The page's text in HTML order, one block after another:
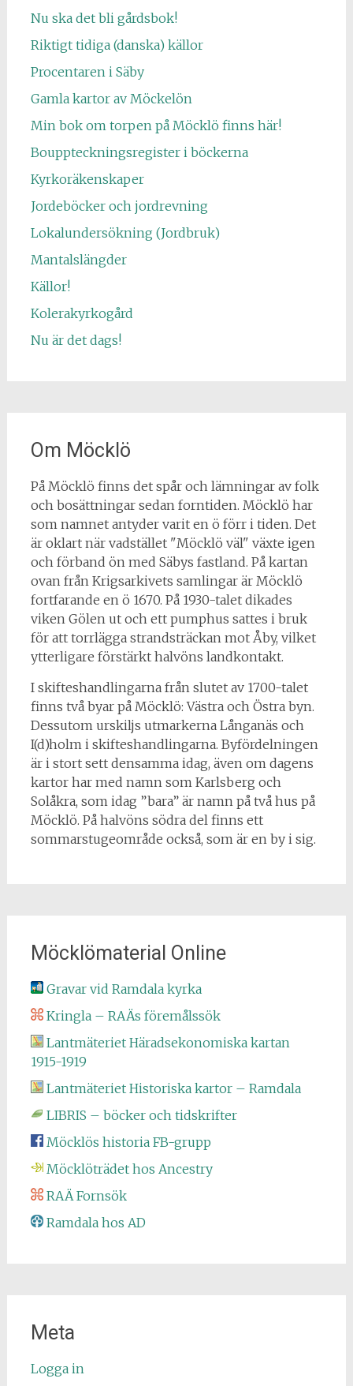
Nu ska det bli gårdsbok!
Riktigt tidiga (danska) källor
Procentaren i Säby
Gamla kartor av Möckelön
Min bok om torpen på Möcklö finns här!
Bouppteckningsregister i böckerna
Kyrkoräkenskaper
Jordeböcker och jordrevning
Lokalundersökning (Jordbruk)
Mantalslängder
Källor!
Kolerakyrkogård
Nu är det dags!
Om Möcklö
På Möcklö finns det spår och lämningar av folk
och bosättningar sedan forntiden. Möcklö har
som namnet antyder varit en ö förr i tiden. Det
är oklart när vadstället "Möcklö väl" växte igen
och förband ön med Säbys fastland. På kartan
ovan från Krigsarkivets samlingar är Möcklö
fortfarande en ö 1670. På 1930-talet dikades
viken Gölen ut och ett pumphus sattes i bruk
för att torrlägga strandsträckan mot Åby, vilket
ytterligare förstärkt halvöns landkontakt.
I skifteshandlingarna från slutet av 1700-talet
finns två byar på Möcklö: Västra och Östra byn.
Dessutom urskiljs utmarkerna Långanäs och
I(d)holm i skifteshandlingarna. Byfördelningen
är i stort sett densamma idag, även om dagens
kartor har med namn som Karlsberg och
Solåkra, som idag ”bara” är namn på två hus på
Möcklö. På halvöns södra del finns ett
sommarstugeområde också, som är en by i sig.
Möcklömaterial Online
Gravar vid Ramdala kyrka
Kringla – RAÄs föremålssök
Lantmäteriet Häradsekonomiska kartan
1915-1919
Lantmäteriet Historiska kartor – Ramdala
LIBRIS – böcker och tidskrifter
Möcklös historia FB-grupp
Möcklöträdet hos Ancestry
RAÄ Fornsök
Ramdala hos AD
Meta
Logga in